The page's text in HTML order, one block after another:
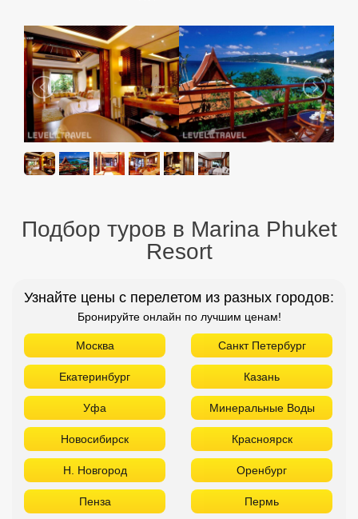
Подбор туров в Marina Phuket
Resort
Узнайте цены с перелетом из разных городов:
Бронируйте онлайн по лучшим ценам!
Москва Санкт Петербург
Екатеринбург Казань
Уфа Минеральные Воды
Новосибирск Красноярск
Н. Новгород Оренбург
Пенза Пермь